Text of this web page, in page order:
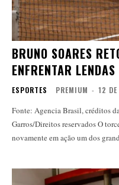
BRUNO SOARES
ENFRENTAR
ESPORTES PREMIUM - 12
Fonte: Agencia Brasil, créditos
Garros/Direitos reservados O torcedor terá a oportunidade de ver
novamente em ação um dos